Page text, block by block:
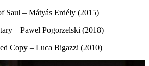
Saul – Mátyás Erdély (2015)
– Pawel Pogorzelski (2018)
Copy – Luca Bigazzi (2010)